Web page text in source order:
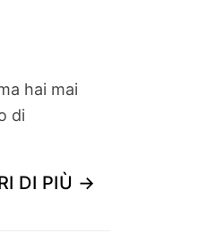
hai mai
di
DI PIÙ →